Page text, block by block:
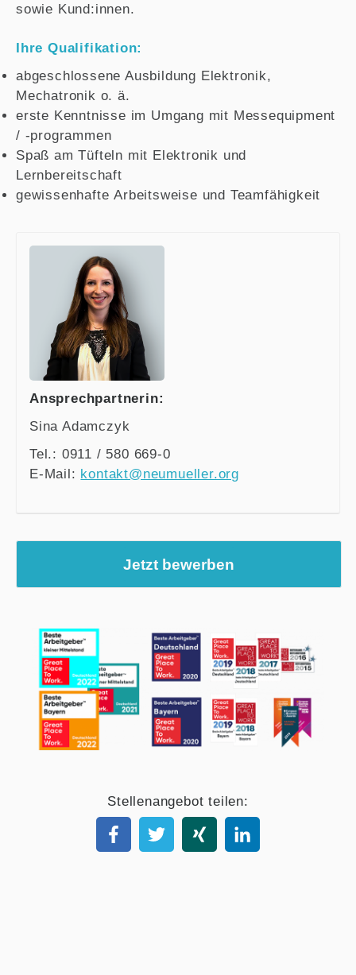
sowie Kund:innen.
Ihre Qualifikation:
abgeschlossene Ausbildung Elektronik,
Mechatronik o. ä.
erste Kenntnisse im Umgang mit Messequipment
/ -programmen
Spaß am Tüfteln mit Elektronik und
Lernbereitschaft
gewissenhafte Arbeitsweise und Teamfähigkeit
Ansprechpartnerin:
Sina Adamczyk
Tel.: 0911 / 580 669-0
E-Mail: kontakt@neumueller.org
Jetzt bewerben
Stellenangebot teilen: